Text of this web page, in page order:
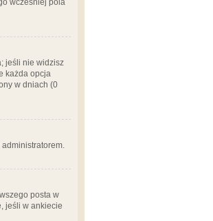
wcześniej pola
jeśli nie widzisz
każda opcja
w dniach (0
posta w
jeśli w ankiecie